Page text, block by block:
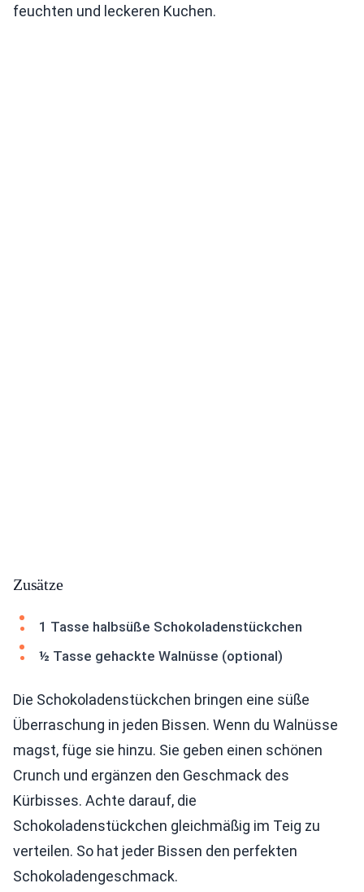
feuchten und leckeren Kuchen.
Zusätze
1 Tasse halbsüße Schokoladenstückchen
½ Tasse gehackte Walnüsse (optional)
Die Schokoladenstückchen bringen eine süße
Überraschung in jeden Bissen. Wenn du Walnüsse
magst, füge sie hinzu. Sie geben einen schönen
Crunch und ergänzen den Geschmack des
Kürbisses. Achte darauf, die
Schokoladenstückchen gleichmäßig im Teig zu
verteilen. So hat jeder Bissen den perfekten
Schokoladengeschmack.